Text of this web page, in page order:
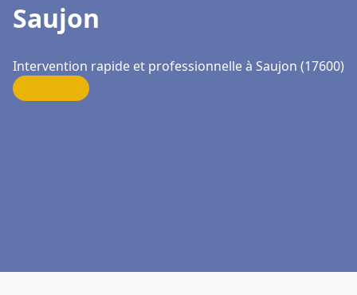
Saujon
Intervention rapide et professionnelle à Saujon (17600)